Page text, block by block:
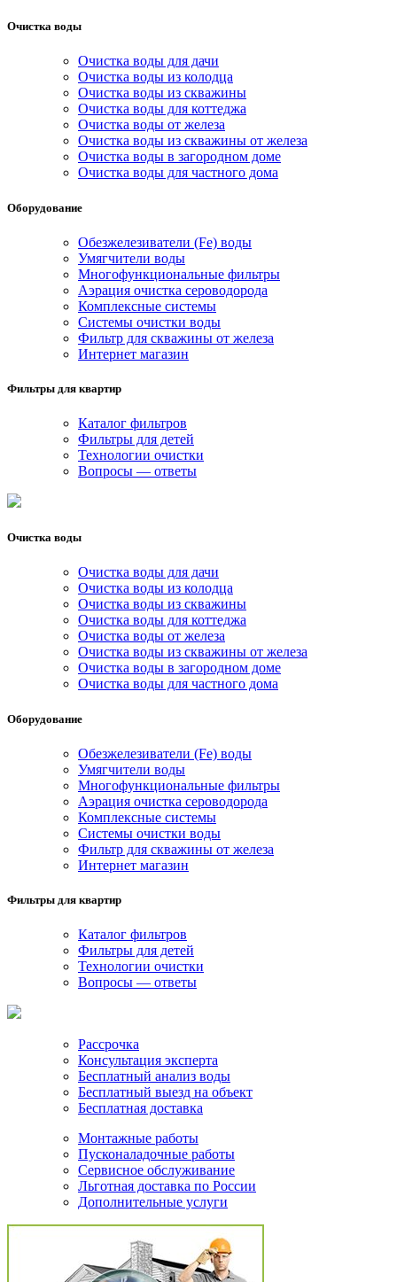
Очистка воды
Очистка воды для дачи
Очистка воды из колодца
Очистка воды из скважины
Очистка воды для коттеджа
Очистка воды от железа
Очистка воды из скважины от железа
Очистка воды в загородном доме
Очистка воды для частного дома
Оборудование
Обезжелезиватели (Fe) воды
Умягчители воды
Многофункциональные фильтры
Аэрация очистка сероводорода
Комплексные системы
Системы очистки воды
Фильтр для скважины от железа
Интернет магазин
Фильтры для квартир
Каталог фильтров
Фильтры для детей
Технологии очистки
Вопросы — ответы
Очистка воды
Очистка воды для дачи
Очистка воды из колодца
Очистка воды из скважины
Очистка воды для коттеджа
Очистка воды от железа
Очистка воды из скважины от железа
Очистка воды в загородном доме
Очистка воды для частного дома
Оборудование
Обезжелезиватели (Fe) воды
Умягчители воды
Многофункциональные фильтры
Аэрация очистка сероводорода
Комплексные системы
Системы очистки воды
Фильтр для скважины от железа
Интернет магазин
Фильтры для квартир
Каталог фильтров
Фильтры для детей
Технологии очистки
Вопросы — ответы
Рассрочка
Консультация эксперта
Бесплатный анализ воды
Бесплатный выезд на объект
Бесплатная доставка
Монтажные работы
Пусконаладочные работы
Сервисное обслуживание
Льготная доставка по России
Дополнительные услуги